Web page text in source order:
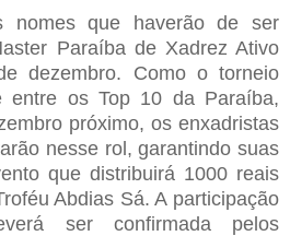
nomes que haverão de ser
Paraíba de Xadrez Ativo
dezembro. Como o torneio
entre os Top 10 da Paraíba,
próximo, os enxadristas
nesse rol, garantindo suas
que distribuirá 1000 reais
Abdias Sá. A participação
ser confirmada pelos